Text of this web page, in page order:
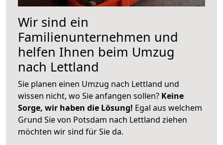
Wir sind ein
Familienunternehmen und
helfen Ihnen beim Umzug
nach Lettland
Sie planen einen Umzug nach Lettland und
wissen nicht, wo Sie anfangen sollen? Keine
Sorge, wir haben die Lösung! Egal aus welchem
Grund Sie von Potsdam nach Lettland ziehen
möchten wir sind für Sie da.